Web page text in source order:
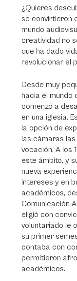
¿Quieres
se convirtieron
mundo
creatividad no
que ha dado
revolucionar el
Desde muy
hacia el mundo
comenzó a
en una iglesia.
la opción de
las cámaras
vocación. A los
este ámbito, y
nueva
intereses y en
académicos,
Comunicación
eligió con
voluntariado le
su primer
contaba con
permitieron
académicos.